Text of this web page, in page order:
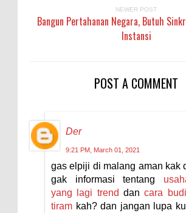
NEWER POST
Bangun Pertahanan Negara, Butuh
Instansi
POST A COMMENT
Der
9:21 PM, March 01, 2021
gas elpiji di malang aman kak
gak informasi tentang
yang lagi trend dancara
tiram kah? dan jangan lupa